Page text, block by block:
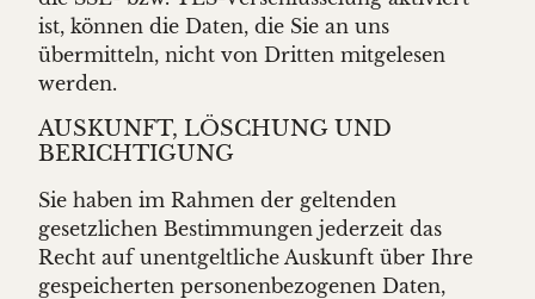
ist, können die Daten, die Sie an uns
übermitteln, nicht von Dritten mitgelesen
werden.
AUSKUNFT, LÖSCHUNG UND
BERICHTIGUNG
Sie haben im Rahmen der geltenden
gesetzlichen Bestimmungen jederzeit das
Recht auf unentgeltliche Auskunft über Ihre
gespeicherten personenbezogenen Daten,